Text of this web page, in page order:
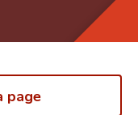
page